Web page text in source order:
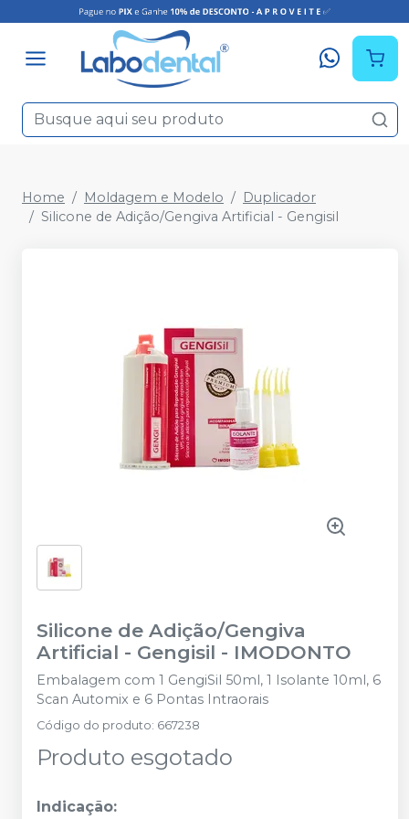
Home Moldagem e Modelo
Duplicador
Silicone de Adição/Gengiva Artificial - Gengisil
Silicone de Adição/Gengiva
Artificial - Gengisil - IMODONTO
Embalagem com 1 GengiSil 50ml, 1 Isolante 10ml, 6
Scan Automix e 6 Pontas Intraorais
Código do produto: 667238
Produto esgotado
Indicação: